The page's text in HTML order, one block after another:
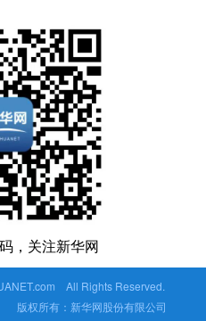
，关注新华网
All Rights Reserved.
版权所有：新华网股份有限公司